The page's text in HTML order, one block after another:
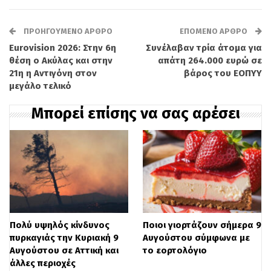
11.30 σε ειδικό πάνελ συζήτησης για τις
προοπτικές της τεχνητής νοημοσύνης.
Το Σάββατο, το βήμα θα πάρουν
κορυφαία στελέχη και καλεσμένοι, όπως ο
πρόεδρος του Ευρωπαϊκού Λαϊκού
Κόμματος Manfred Weber, ο Πρόεδρος της
Κυπριακής Δημοκρατίας Νίκος
Χριστοδουλίδης, καθώς και οι Κωστής
Χατζηδάκης, Άδωνις Γεωργιάδης και
Ευριπίδης Στυλιανίδης. Παράλληλα, οι
σύνεδροι θα τοποθετηθούν σε οκτώ
ΠΡΟΗΓΟΎΜΕΝΟ ΆΡΘΡΟ
Eurovision 2026: Στην 6η
θέση ο Ακύλας και στην
21η η Αντιγόνη στον
μεγάλο τελικό
ΕΠΌΜΕΝΟ ΆΡΘΡΟ
Συνέλαβαν τρία άτομα για
απάτη 264.000 ευρώ σε
βάρος του ΕΟΠΥΥ
Μπορεί επίσης να σας αρέσει
Πολύ υψηλός κίνδυνος
πυρκαγιάς την Κυριακή 9
Αυγούστου σε Αττική και
άλλες περιοχές
Ποιοι γιορτάζουν σήμερα 9
Αυγούστου σύμφωνα με
το εορτολόγιο